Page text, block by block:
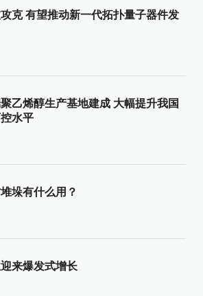
克 有望推动新一代拓扑量子器件发
乙烯醇生产基地建成 大幅提升我国
水平
垛有什么用？
来爆发式增长